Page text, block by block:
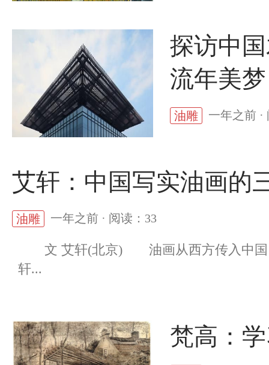
探访中
流年美梦
油雕 一年之前 ·
艾轩：中国写实油画的
油雕 一年之前 · 阅读：33
文 艾轩(北京) 油画从西方传入中国已
轩...
梵高：